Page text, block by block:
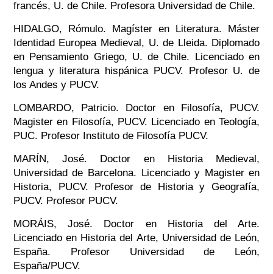
francés, U. de Chile. Profesora Universidad de Chile.
HIDALGO, Rómulo. Magíster en Literatura. Máster
Identidad Europea Medieval, U. de Lleida. Diplomado
en Pensamiento Griego, U. de Chile. Licenciado en
lengua y literatura hispánica PUCV. Profesor U. de
los Andes y PUCV.
LOMBARDO, Patricio. Doctor en Filosofía, PUCV.
Magister en Filosofía, PUCV. Licenciado en Teología,
PUC. Profesor Instituto de Filosofía PUCV.
MARÍN, José. Doctor en Historia Medieval,
Universidad de Barcelona. Licenciado y Magister en
Historia, PUCV. Profesor de Historia y Geografía,
PUCV. Profesor PUCV.
MORÁIS, José. Doctor en Historia del Arte.
Licenciado en Historia del Arte, Universidad de León,
España. Profesor Universidad de León,
España/PUCV.